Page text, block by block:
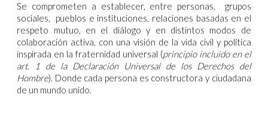
Se comprometen a establecer, entre personas, grupos
sociales, pueblos e instituciones, relaciones basadas en el
respeto mutuo, en el diálogo y en distintos modos de
colaboración activa, con una visión de la vida civil y política
inspirada en la fraternidad universal (principio incluido en el
art. 1 de la Declaración Universal de los Derechos del
Hombre). Donde cada persona es constructora y ciudadana
de un mundo unido.